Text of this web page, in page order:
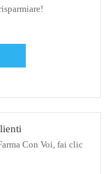
Con Voi, fai clic